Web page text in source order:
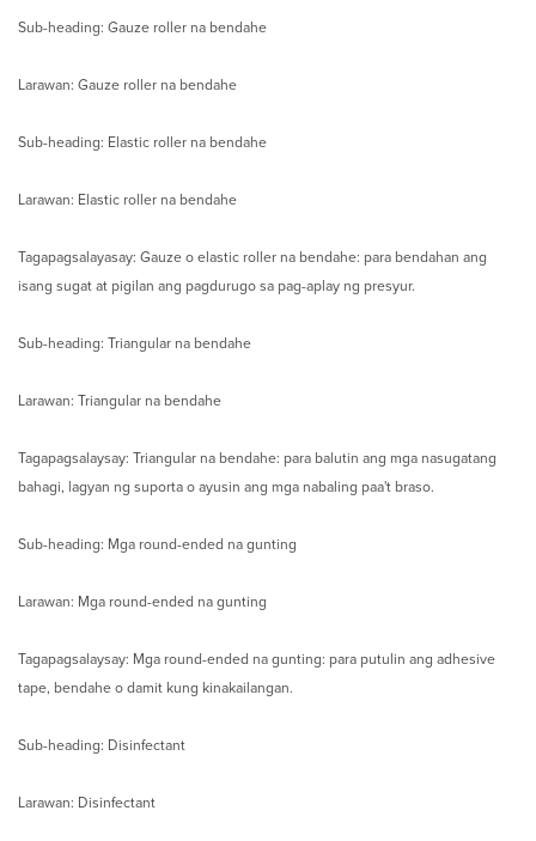
Sub-heading: Gauze roller na bendahe
Larawan: Gauze roller na bendahe
Sub-heading: Elastic roller na bendahe
Larawan: Elastic roller na bendahe
Tagapagsalayasay: Gauze o elastic roller na bendahe: para bendahan ang
isang sugat at pigilan ang pagdurugo sa pag-aplay ng presyur.
Sub-heading: Triangular na bendahe
Larawan: Triangular na bendahe
Tagapagsalaysay: Triangular na bendahe: para balutin ang mga nasugatang
bahagi, lagyan ng suporta o ayusin ang mga nabaling paa't braso.
Sub-heading: Mga round-ended na gunting
Larawan: Mga round-ended na gunting
Tagapagsalaysay: Mga round-ended na gunting: para putulin ang adhesive
tape, bendahe o damit kung kinakailangan.
Sub-heading: Disinfectant
Larawan: Disinfectant